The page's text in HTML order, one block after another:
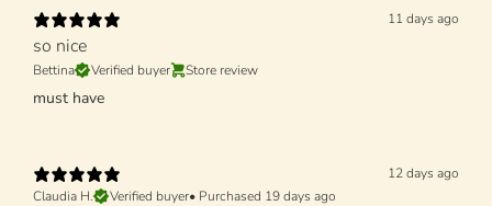
11 days ago
so nice
Bettina Verified buyer Store review
must have
12 days ago
Claudia H.
Verified buyer• Purchased 19 days ago